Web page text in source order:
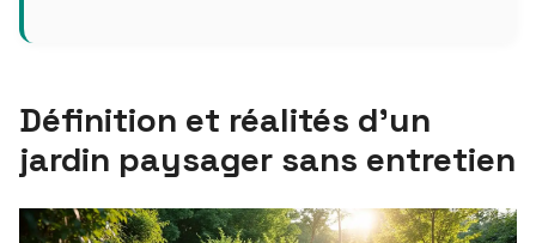
Définition et réalités d’un
jardin paysager sans entretien